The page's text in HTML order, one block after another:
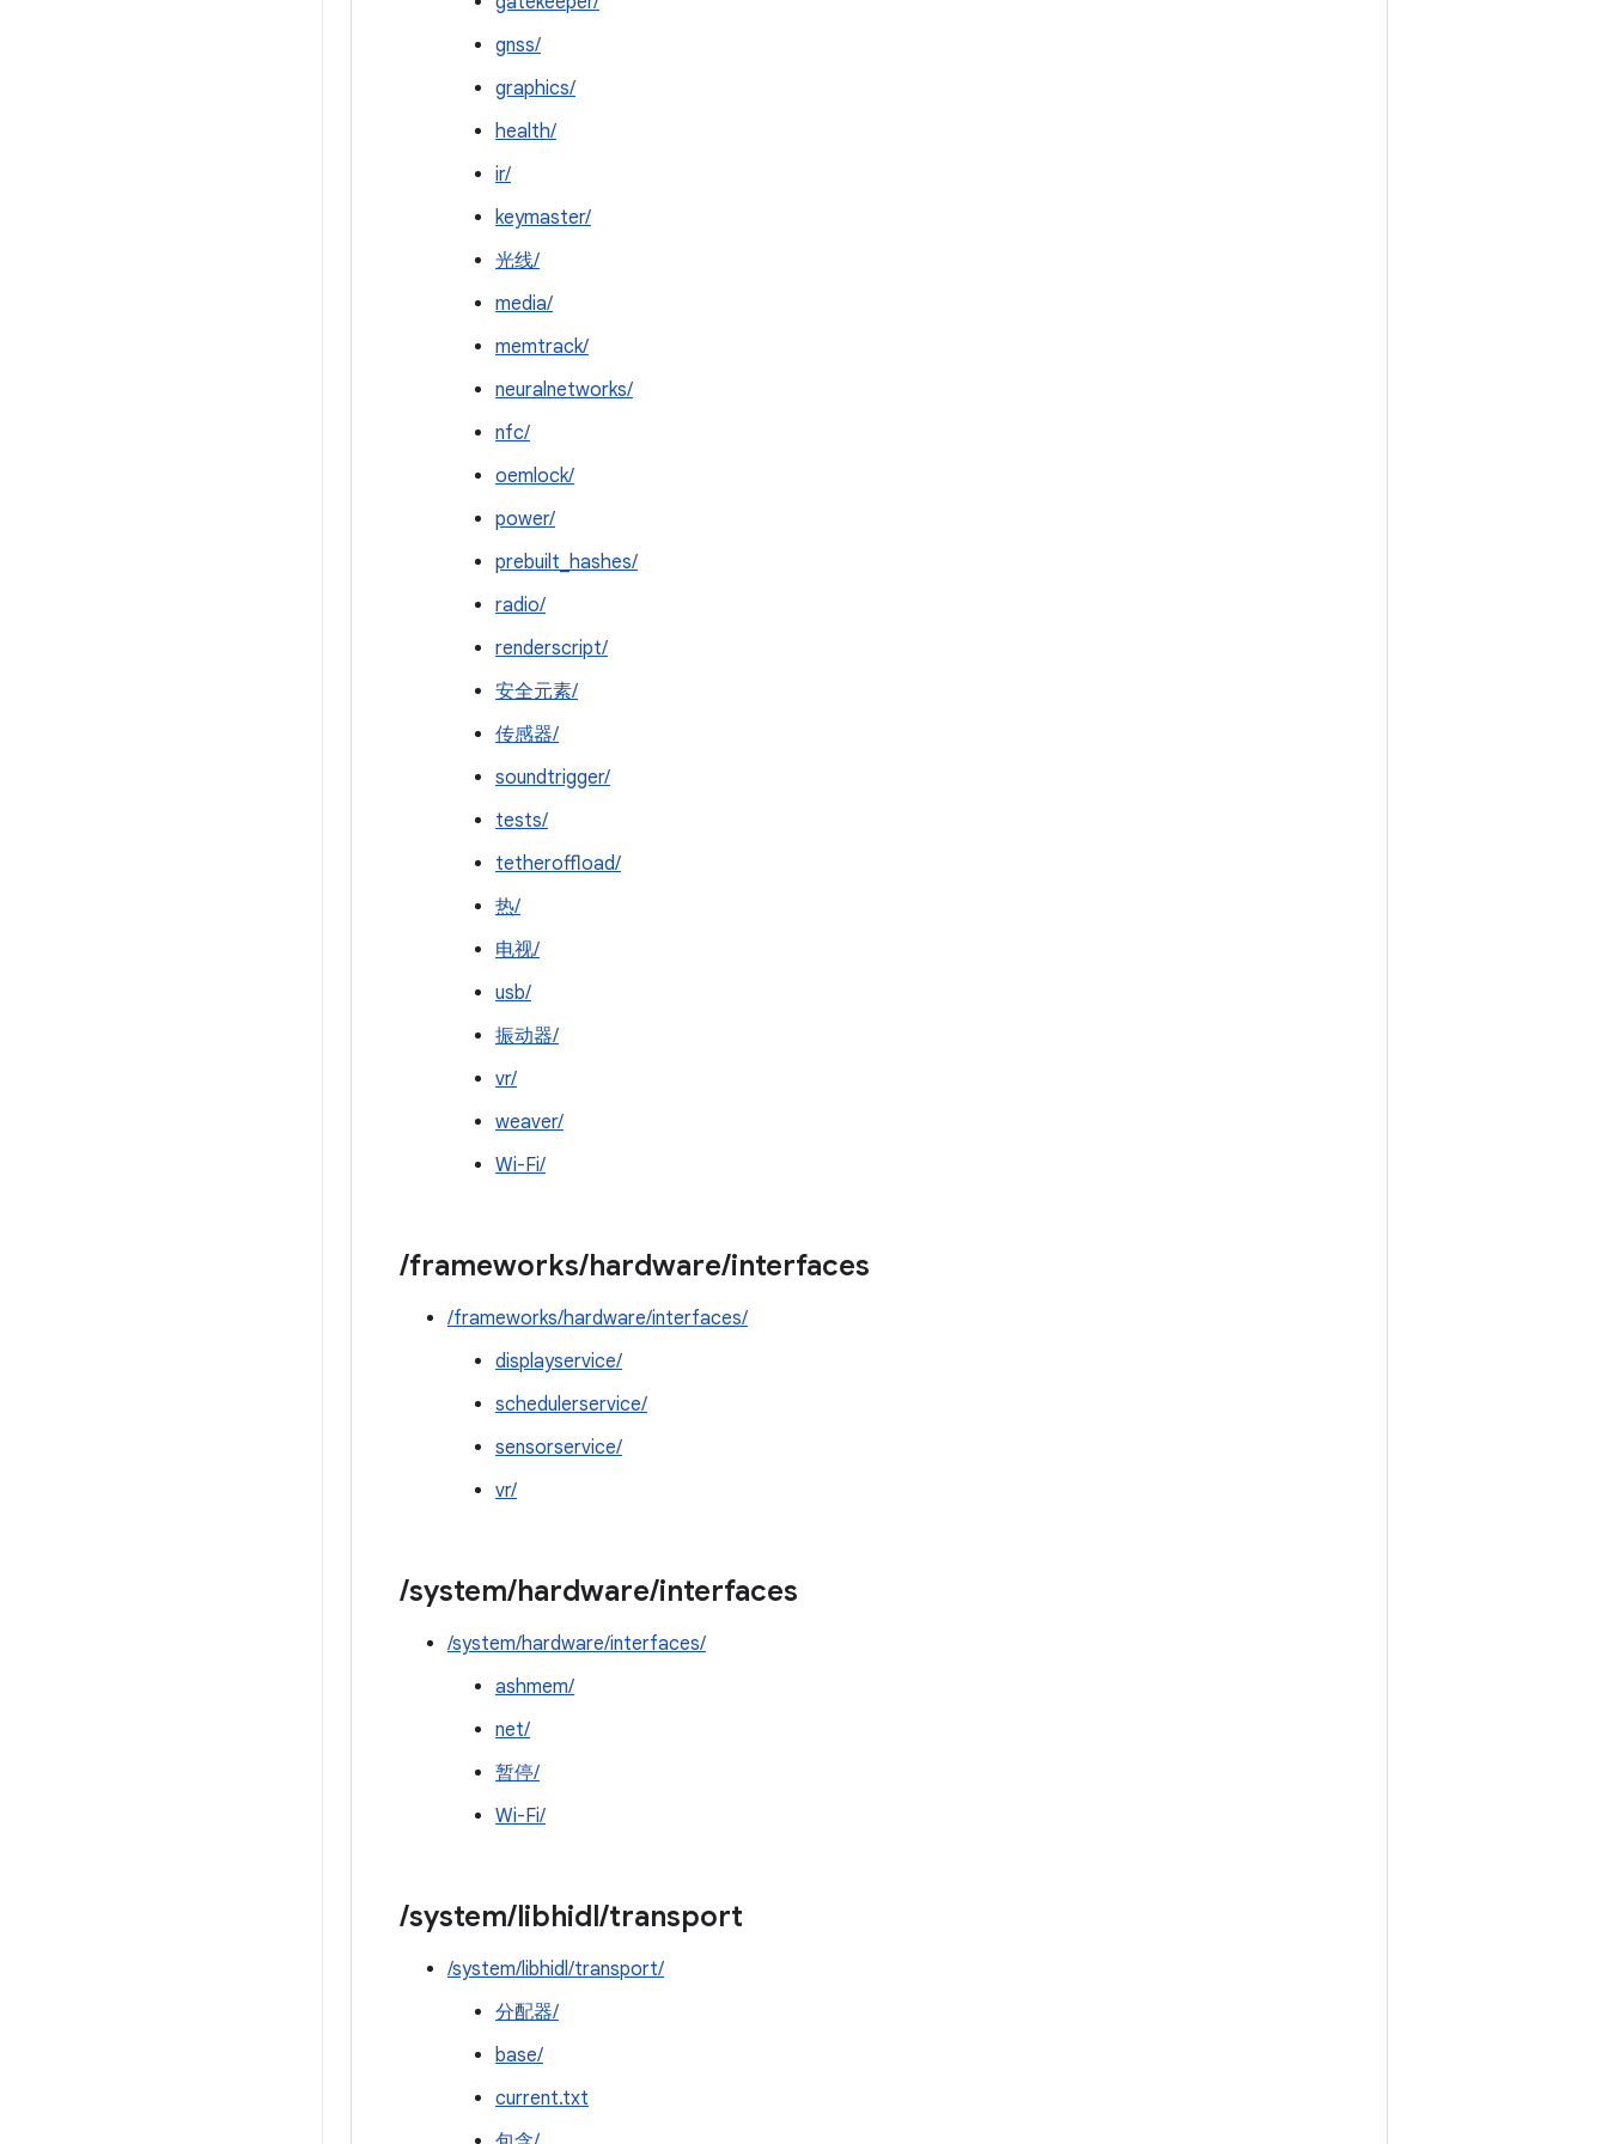
gnss/
graphics/
health/
ir/
keymaster/
光线/
media/
memtrack/
neuralnetworks/
nfc/
oemlock/
power/
prebuilt_hashes/
radio/
renderscript/
安全元素/
传感器/
soundtrigger/
tests/
tetheroffload/
热/
电视/
usb/
振动器/
vr/
weaver/
Wi-Fi/
/frameworks/hardware/interfaces
/frameworks/hardware/interfaces/
displayservice/
schedulerservice/
sensorservice/
vr/
/system/hardware/interfaces
/system/hardware/interfaces/
ashmem/
net/
暂停/
Wi-Fi/
/system/libhidl/transport
/system/libhidl/transport/
分配器/
base/
current.txt